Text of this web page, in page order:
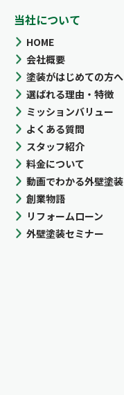
当社について
HOME
会社概要
塗装がはじめての方へ
選ばれる理由・特徴
ミッションバリュー
よくある質問
スタッフ紹介
料金について
動画でわかる外壁塗装
創業物語
リフォームローン
外壁塗装セミナー